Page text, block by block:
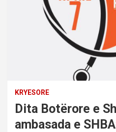
KRYESORE
Dita Botërore e
ambasada e